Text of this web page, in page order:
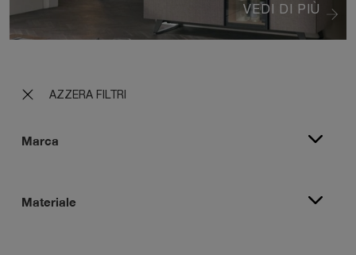
AZZERA FILTRI
Marca
Materiale
VEDI DI PIÙ